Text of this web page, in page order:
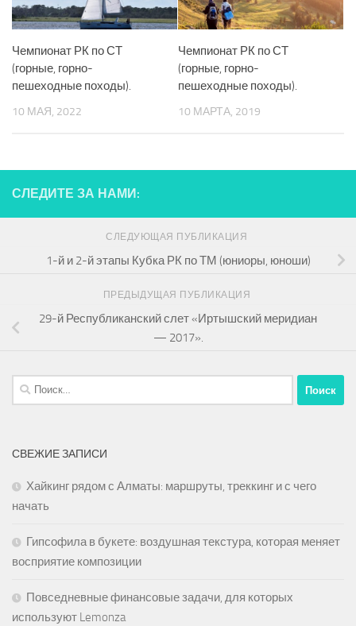
Чемпионат РК по СТ
(горные, горно-
пешеходные походы).
10 МАЯ, 2022
Чемпионат РК по СТ
(горные, горно-
пешеходные походы).
10 МАРТА, 2019
СЛЕДИТЕ ЗА НАМИ:
СЛЕДУЮЩАЯ ПУБЛИКАЦИЯ
1-й и 2-й этапы Кубка РК по ТМ (юниоры, юноши)
ПРЕДЫДУЩАЯ ПУБЛИКАЦИЯ
29-й Республиканский слет «Иртышский меридиан
— 2017».
Найти:
СВЕЖИЕ ЗАПИСИ
Хайкинг рядом с Алматы: маршруты, треккинг и с чего
начать
Гипсофила в букете: воздушная текстура, которая меняет
восприятие композиции
Повседневные финансовые задачи, для которых
используют Lemonza